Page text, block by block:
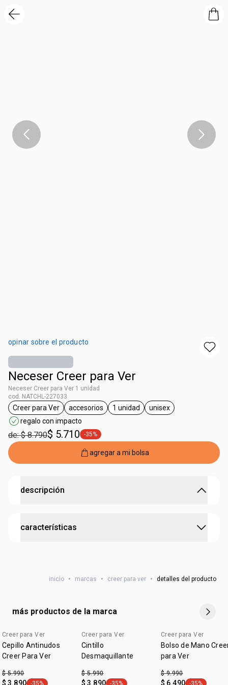
opinar sobre el producto
Neceser Creer para Ver
Neceser Creer para Ver 1 unidad
cod. NATCHL-227033
general.tag Creer para Ver
Creer para Ver
general.tag accesorios
accesorios
general.tag 1 unidad
1 unidad
general.tag unisex
unisex
regalo con impacto
de: $ 8.790$ 5.710 general.tag -35%
-35%
agregar a mi bolsa
descripción
•el 100% de tu compra de productos Creer para Ver se
características
vegano
inicio • marcas • creer para ver • detalles del producto
más productos de la marca
edicion limitada
Creer para Ver
Cepillo Antinudos
Creer Para Ver
$ 5.990
$ 3.890 -35%
Creer para Ver
Cintillo
Desmaquillante
$ 5.990
$ 3.890 -35%
edicion limitada
Creer para Ver
Bolso de Mano
para Ver
$ 9.990
$ 6.490 -35%